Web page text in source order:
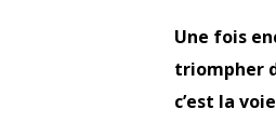
Une fois
triompher
c’est la